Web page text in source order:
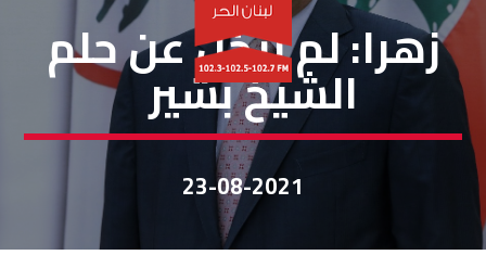
خاص لبنان الحر
زهرا: لم نتخلَ عن حلم
الشيخ بشير
23-08-2021